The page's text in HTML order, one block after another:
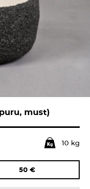
must)
10 kg
50 €